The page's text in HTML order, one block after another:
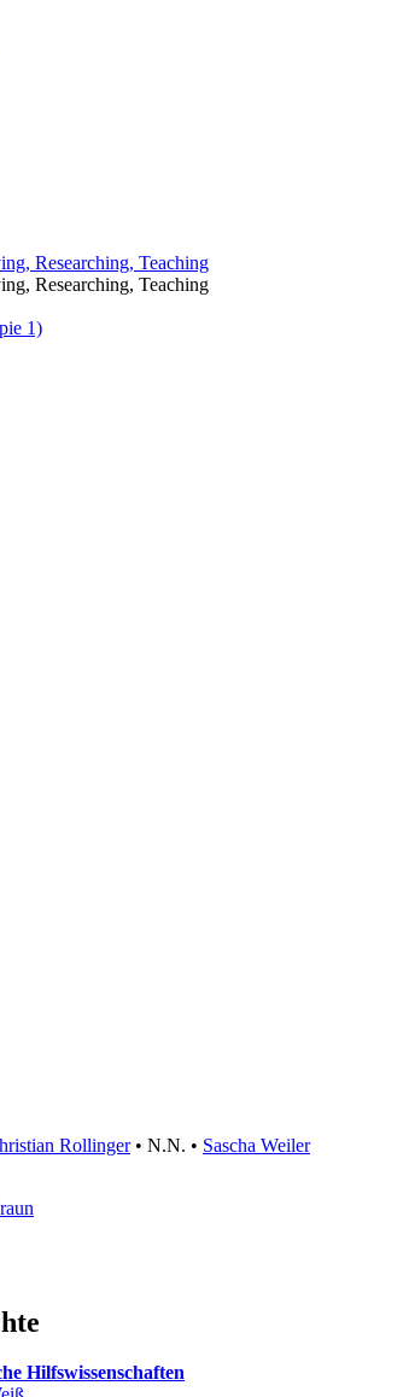
Researching, Teaching
Researching, Teaching
1)
Rollinger• N.N. • Sascha Weiler
Hilfswissenschaften